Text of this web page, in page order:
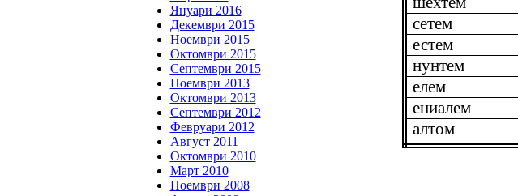
Януари 2016
Декември 2015
Ноември 2015
Октомври 2015
Септември 2015
Ноември 2013
Октомври 2013
Септември 2012
Февруари 2012
Август 2011
Октомври 2010
Март 2010
Ноември 2008
сетем
естем
нунтем
елем
ениалем
алтом